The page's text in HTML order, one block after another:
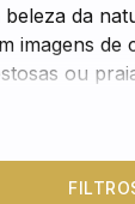
beleza da
imagens de
ou
obra de
Além de